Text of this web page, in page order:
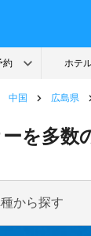
中国 広島県
を多数
から探す